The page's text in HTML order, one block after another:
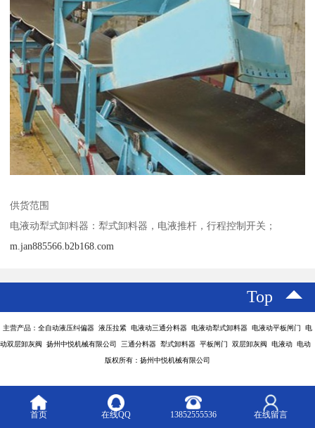
供货范围
电液动犁式卸料器：犁式卸料器，电液推杆，行程控制开关；
m.jan885566.b2b168.com
Top
主营产品：全自动液压纠偏器 液压拉紧 电液动三通分料器 电液动犁式卸料器 电液动平板闸门 电
动双层卸灰阀 扬州中悦机械有限公司 三通分料器 犁式卸料器 平板闸门 双层卸灰阀 电液动 电动
版权所有：扬州中悦机械有限公司
首页 在线QQ 13852555536 在线留言